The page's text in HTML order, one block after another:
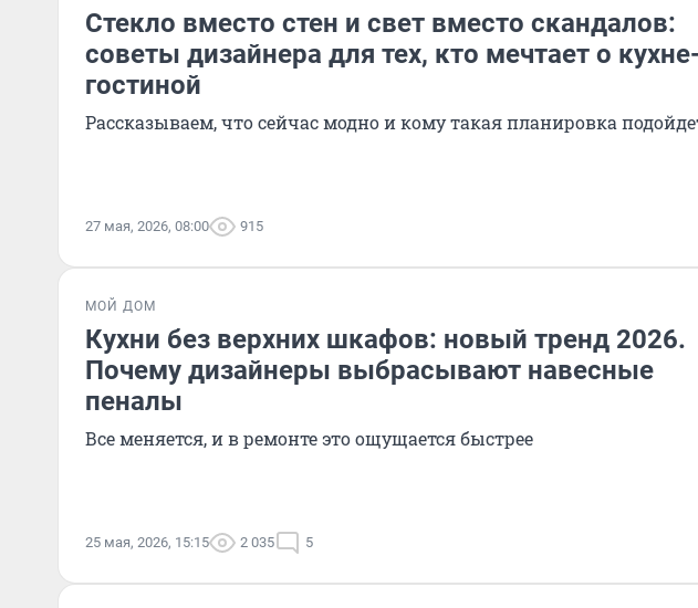
Стекло вместо стен и свет вместо скандалов:
советы дизайнера для тех, кто мечтает о кухне-
гостиной
Рассказываем, что сейчас модно и кому такая планировка
27 мая, 2026, 08:00 915
МОЙ ДОМ
Кухни без верхних шкафов: новый тренд 2026.
Почему дизайнеры выбрасывают навесные
пеналы
Все меняется, и в ремонте это ощущается быстрее
25 мая, 2026, 15:15 2 035 5